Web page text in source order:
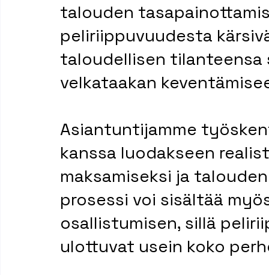
talouden
peliriippuvuudesta
taloudellisen
velkataakan
Asiantuntijamme
kanssa luodakseen
maksamiseksi ja
prosessi voi sisältää
osallistumisen, sillä
ulottuvat usein koko